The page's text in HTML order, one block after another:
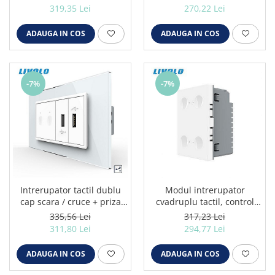
rama sticla alb
319,35 Lei
ADAUGA IN COS
270,22 Lei
ADAUGA IN COS
-7%
Intrerupator tactil dublu
cap scara / cruce + priza
dubla USB, 4M, cu rama
sticla alb
335,56 Lei
311,80 Lei
ADAUGA IN COS
-7%
Modul intrerupator
cvadruplu tactil, control
telecomanda RF, cap scara
/ cap cruce, standard
317,23 Lei
294,77 Lei
ADAUGA IN COS